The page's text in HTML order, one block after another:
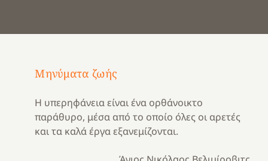
Μηνύματα ζωής
Η υπερηφάνεια είναι ένα ορθάνοικτο
παράθυρο, μέσα από το οποίο όλες οι αρετές
και τα καλά έργα εξανεμίζονται.